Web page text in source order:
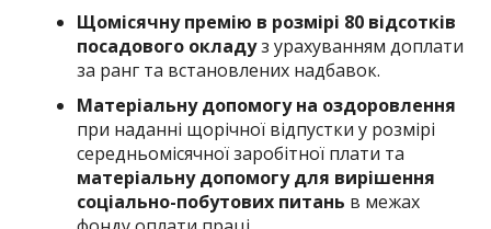
Щомісячну премію в розмірі 80 відсотків
посадового окладуз урахуванням доплати
за ранг та встановлених надбавок.
Матеріальну допомогу на оздоровлення
при наданні щорічної відпустки у розмірі
середньомісячної заробітної плати та
матеріальну допомогу для вирішення
соціально-побутових питань в межах